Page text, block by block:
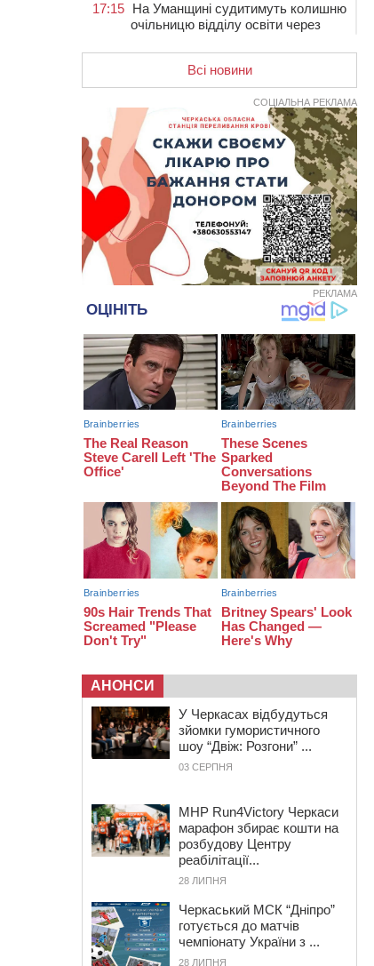
17:15 На Уманщині судитимуть колишню
очільницю відділу освіти через
ціною
16:40 У Черкасах провели в останню
путь двох загиблих воїнів
16:07
До 1 вересня у Черкасах
оновлюють дорожню розмітку біля
навчальних закладів (ФОТОФАКТ)
15:39
На честь загиблого захисника і
чемпіона світу в Черкасах відкрили
спортивно-реабілітаційний центр
15:05
На Звенигородщині, попри
заборону міськради, проведуть
“Ше.Fest”
14:31 У Каневі аномальна спека
призвела до перебоїв у роботі
електромереж та комунальних
служб
14:02
На Черкащині намолотили перший
мільйон тонн зерна нового врожаю
пожежа сміттєзвалища
Всі новини
СОЦІАЛЬНА РЕКЛАМА
РЕКЛАМА
АНОНСИ
У Черкасах відбудуться
зйомки гумористичного
шоу “Двіж: Розгони” ...
03 СЕРПНЯ
MHP Run4Victory Черкаси
марафон збирає кошти на
розбудову Центру
реабілітації...
28 ЛИПНЯ
Черкаський МСК “Дніпро”
готується до матчів
чемпіонату України з ...
28 ЛИПНЯ